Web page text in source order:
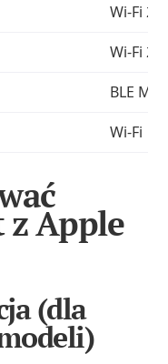
Wi‑Fi
Wi‑Fi
BLE
Wi‑Fi
z Apple
(dla